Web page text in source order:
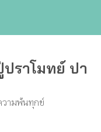
ราโมทย์ ปา
วามพ้นทุกข์